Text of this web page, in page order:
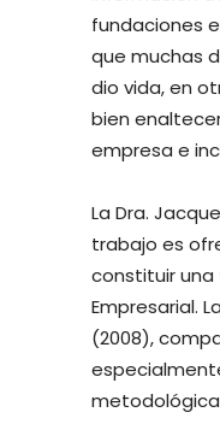
fundaciones
que muchas
dio vida, en
bien
empresa e
La Dra.
trabajo es
constituir una
Empresarial.
(2008),